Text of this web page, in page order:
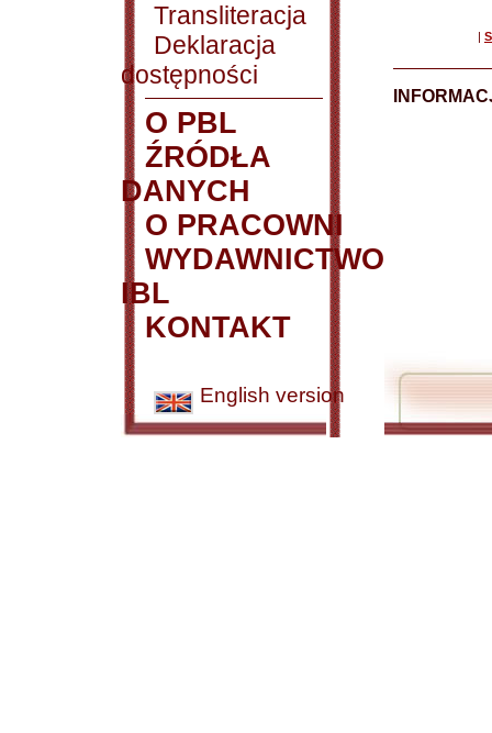
Transliteracja
Deklaracja
dostępności
O PBL
ŹRÓDŁA
DANYCH
O PRACOWNI
WYDAWNICTWO
IBL
KONTAKT
English version
|